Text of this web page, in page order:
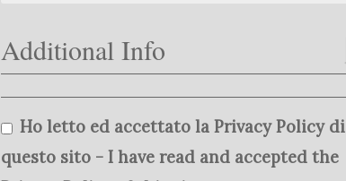
Additional Info
Ho letto ed accettato la Privacy Policy di
questo sito - I have read and accepted the